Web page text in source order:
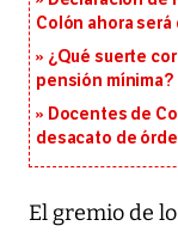
Colón ahora
¿Qué suerte
pensión mínima?
Docentes de
desacato de
El gremio de